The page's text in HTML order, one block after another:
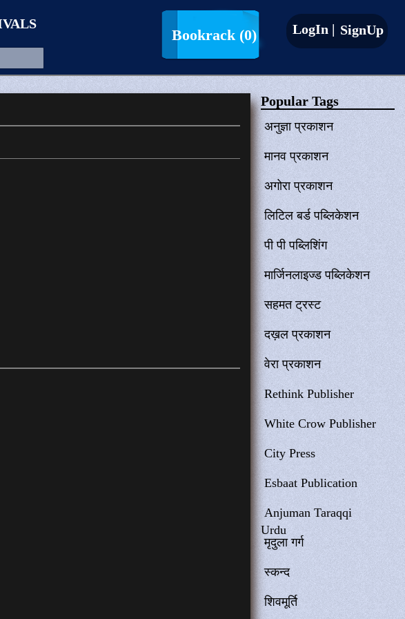
Bookrack (0) LogIn | SignUp
Popular Tags
अनुज्ञा प्रकाशन
मानव प्रकाशन
अगोरा प्रकाशन
लिटिल बर्ड पब्लिकेशन
पी पी पब्लिशिंग
मार्जिनलाइज्ड पब्लिकेशन
सहमत ट्रस्ट
दख़ल प्रकाशन
वेरा प्रकाशन
Rethink Publisher
White Crow Publisher
City Press
Esbaat Publication
Anjuman Taraqqi
Urdu
मृदुला गर्ग
स्कन्द
शिवमूर्ति